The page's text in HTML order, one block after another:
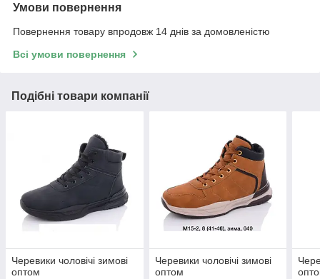
Умови повернення
Повернення товару впродовж 14 днів за домовленістю
Всі умови повернення
Подібні товари компанії
Черевики чоловічі зимові
оптом
Черевики чоловічі зимові
оптом